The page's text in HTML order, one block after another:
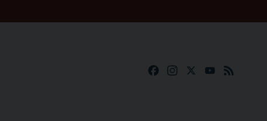
FacebookInstagramYouTube